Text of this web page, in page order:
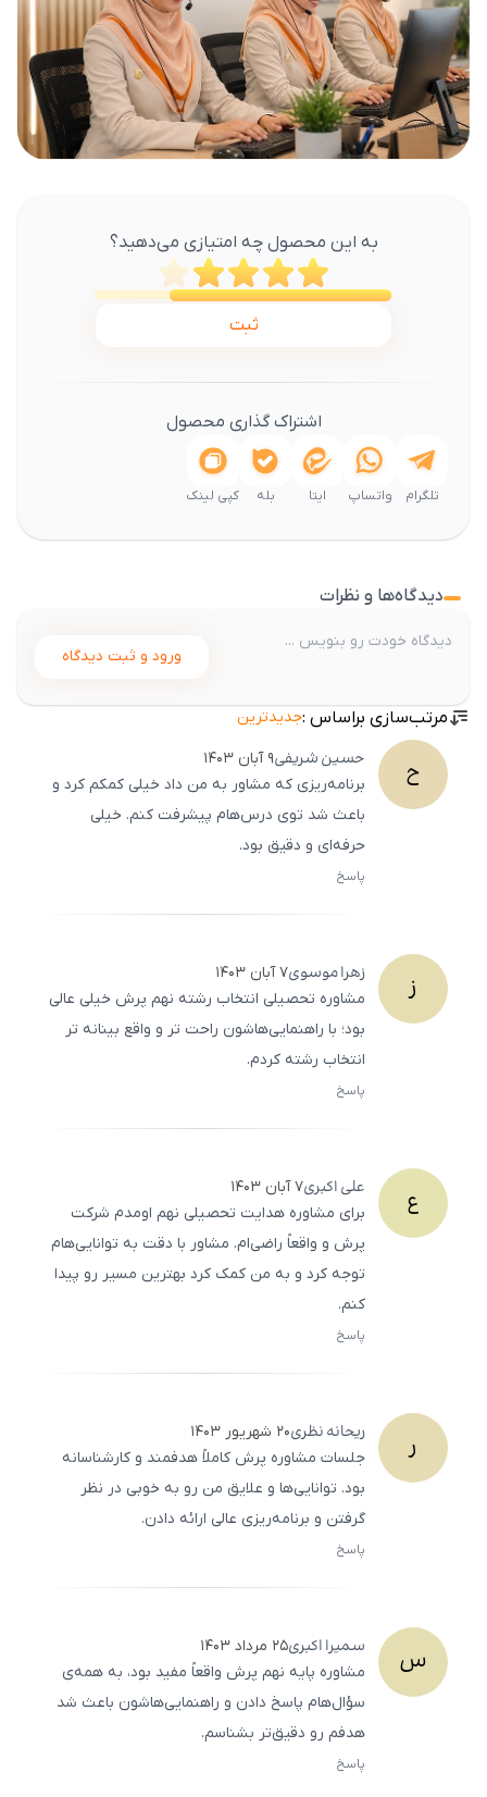
به این محصول چه امتیازی می‌دهید؟
ثبت
اشتراک گذاری محصول
تلگرام واتساپ ایتا بله کپی لینک
دیدگاه‌ها و نظرات
ورود و ثبت دیدگاه
مرتب‌سازی براساس :جدیدترین
ح حسینشریفی۹ آبان ۱۴۰۳
برنامه‌ریزی که مشاور به من داد خیلی کمکم کرد و
باعث شد توی درس‌هام پیشرفت کنم. خیلی
حرفه‌ای و دقیق بود.
پاسخ
ز زهراموسوی۷ آبان ۱۴۰۳
مشاوره تحصیلی انتخاب رشته نهم پرش خیلی عالی
بود؛ با راهنمایی‌هاشون راحت تر و واقع بینانه تر
انتخاب رشته کردم.
پاسخ
ع علیاکبری۷ آبان ۱۴۰۳
برای مشاوره هدایت تحصیلی نهم اومدم شرکت
پرش و واقعاً راضی‌ام. مشاور با دقت به توانایی‌هام
توجه کرد و به من کمک کرد بهترین مسیر رو پیدا
کنم.
پاسخ
ر ریحانهنظری۲۰ شهریور ۱۴۰۳
جلسات مشاوره پرش کاملاً هدفمند و کارشناسانه
بود. توانایی‌ها و علایق من رو به خوبی در نظر
گرفتن و برنامه‌ریزی عالی ارائه دادن.
پاسخ
س سمیرااکبری۲۵ مرداد ۱۴۰۳
مشاوره پایه نهم پرش واقعاً مفید بود، به همه‌ی
سؤال‌هام پاسخ دادن و راهنمایی‌هاشون باعث شد
هدفم رو دقیق‌تر بشناسم.
پاسخ